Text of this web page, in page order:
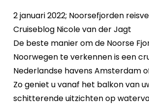
2 januari 2022; Noorsefjorden
Cruiseblog Nicole van der Jagt
De beste manier om de Noorse
Noorwegen te verkennen is een
Nederlandse havens Amsterdam
Zo geniet u vanaf het balkon van
schitterende uitzichten op